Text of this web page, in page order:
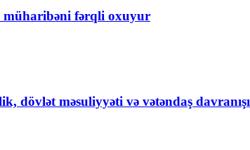
müharibəni fərqli oxuyur
dövlət məsuliyyəti və vətəndaş davranışı